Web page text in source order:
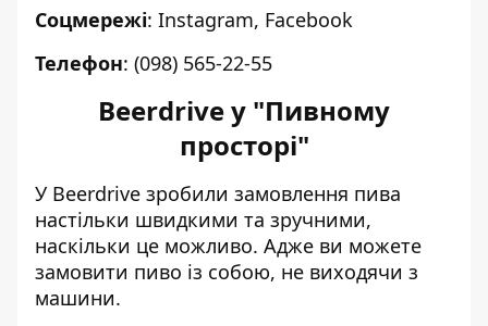
Соцмережі: Instagram, Facebook
Телефон: (098) 565-22-55
Beerdrive у "Пивному
просторі"
У Beerdrive зробили замовлення пива
настільки швидкими та зручними,
наскільки це можливо. Адже ви можете
замовити пиво із собою, не виходячи з
машини.